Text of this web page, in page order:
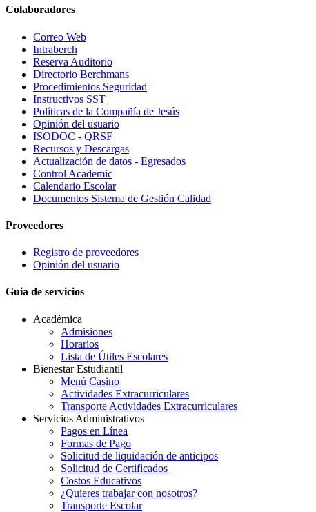
Colaboradores
Correo Web
Intraberch
Reserva Auditorio
Directorio Berchmans
Procedimientos Seguridad
Instructivos SST
Políticas de la Compañía de Jesús
Opinión del usuario
ISODOC - QRSF
Recursos y Descargas
Actualización de datos - Egresados
Control Academic
Calendario Escolar
Documentos Sistema de Gestión Calidad
Proveedores
Registro de proveedores
Opinión del usuario
Guia de servicios
Académica
Admisiones
Horarios
Lista de Útiles Escolares
Bienestar Estudiantil
Menú Casino
Actividades Extracurriculares
Transporte Actividades Extracurriculares
Servicios Administrativos
Pagos en Línea
Formas de Pago
Solicitud de liquidación de anticipos
Solicitud de Certificados
Costos Educativos
¿Quieres trabajar con nosotros?
Transporte Escolar